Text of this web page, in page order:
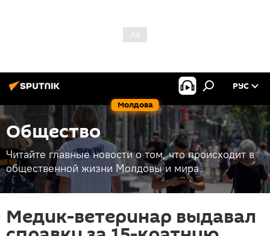
Молдова
РУС
Общество
Читайте главные новости о том, что происходит в
общественной жизни Молдовы и мира.
Медик-ветеринар выдавал